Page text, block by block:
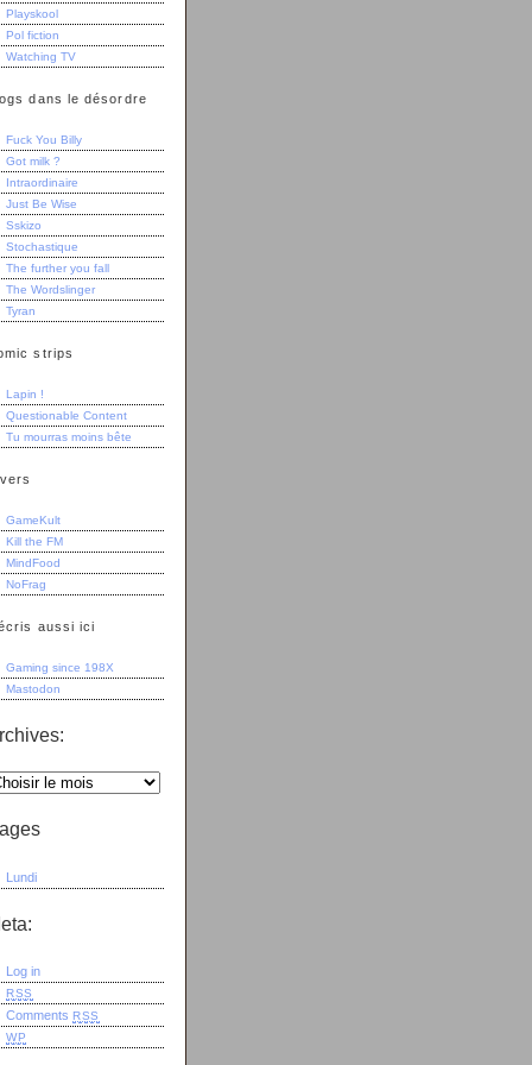
Playskool
Pol fiction
Watching TV
dans le désordre
Fuck You Billy
Got milk ?
Intraordinaire
Just Be Wise
Sskizo
Stochastique
The further you fall
The Wordslinger
Tyran
strips
Lapin !
Questionable Content
Tu mourras moins bête
GameKult
Kill the FM
MindFood
NoFrag
aussi ici
Gaming since 198X
Mastodon
Lundi
Log in
RSS
Comments RSS
WP